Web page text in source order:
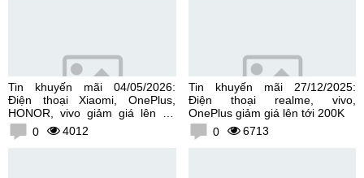
Tin khuyến mãi 04/05/2026:
Điện thoại Xiaomi, OnePlus,
HONOR, vivo giảm giá lên tới
300K0 4012
Tin khuyến mãi 27/12/2025:
Điện thoại realme, vivo,
OnePlus giảm giá lên tới 200K
0
6713